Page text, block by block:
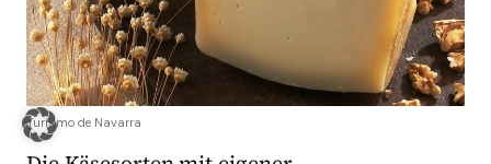
Turismo de Navarra